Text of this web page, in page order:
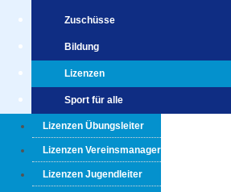
Zuschüsse
Bildung
Lizenzen
Sport für alle
Lizenzen Übungsleiter
Lizenzen Vereinsmanager
Lizenzen Jugendleiter